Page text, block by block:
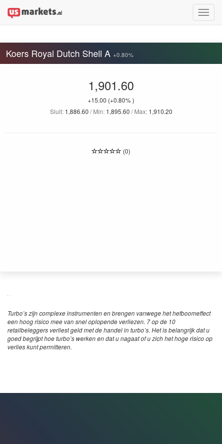
Toggle
Koers Royal Dutch Shell A +0.80%
1,901.60
+15.00 (+0.80% )
Sluit:1,886.60 / Min:1,895.60 / Max:1,910.20
(0)
Turbo’s zijn complexe instrumenten en brengen vanwege het hefboomeffect
een hoog risico mee van snel oplopende verliezen. 7 op de 10
retailbeleggers verliest geld met de handel in turbo’s. Het is belangrijk dat u
goed begrijpt hoe turbo’s werken en dat u nagaat of u zich het hoge risico op
verlies kunt permitteren.